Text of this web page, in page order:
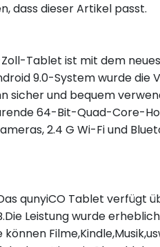
dass dieser Artikel passt.
Tablet ist mit dem
9.0-System wurde die
sicher und bequem
64-Bit-Quad-Core-
2.4 G Wi-Fi und
qunyiCO Tablet verfügt
Leistung wurde